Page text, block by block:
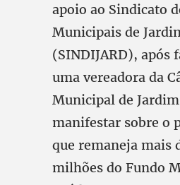
apoio ao Sindicato
Municipais de
(SINDIJARD), após
uma vereadora da
Municipal de Jardim
manifestar sobre o
que remaneja mais
milhões do Fundo